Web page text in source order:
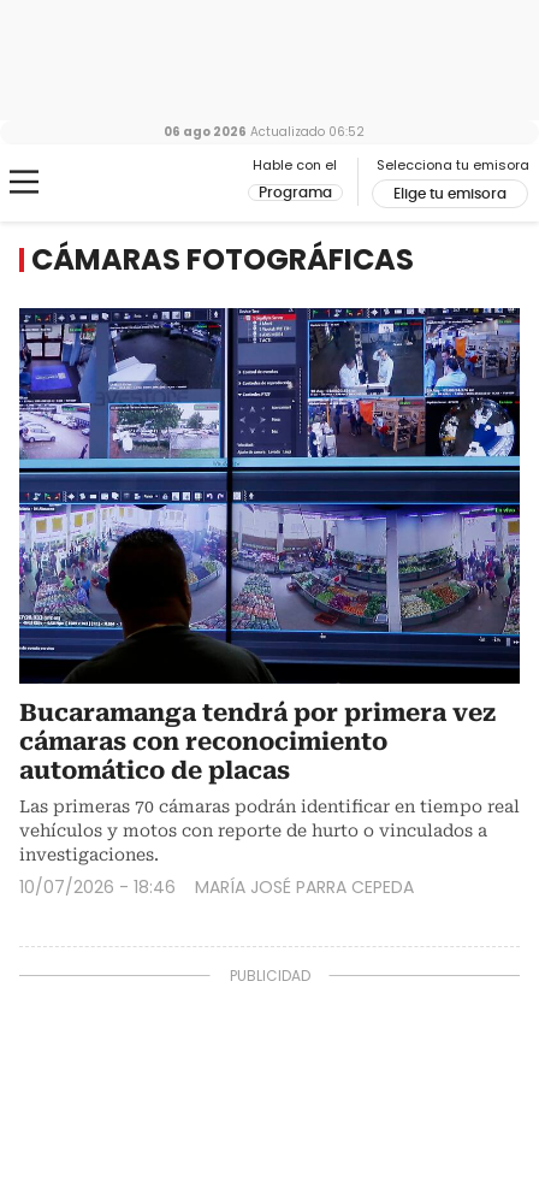
Hable con el
Programa
Selecciona tu emisora
Elige tu emisora
06 ago 2026 Actualizado 06:52
CÁMARAS FOTOGRÁFICAS
Bucaramanga tendrá por primera vez
cámaras con reconocimiento
automático de placas
Las primeras 70 cámaras podrán identificar en tiempo real
vehículos y motos con reporte de hurto o vinculados a
investigaciones.
10/07/2026 - 18:46 MARÍA JOSÉ PARRA CEPEDA